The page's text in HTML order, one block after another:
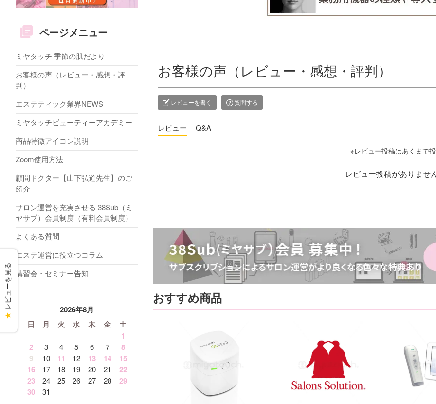
お客様の声（レビュー・感想・評判）
レビューを書く 質問する
レビュー Q&A
レビュー投稿がありませ
おすすめ商品
ページメニュー
ミヤタッチ 季節の肌だより
お客様の声（レビュー・感想・評
判）
エステティック業界NEWS
ミヤタッチビューティーアカデミー
商品特徴アイコン説明
Zoom使用方法
顧問ドクター【山下弘道先生】のご
紹介
サロン運営を充実させる 38Sub（ミ
ヤサブ）会員制度（有料会員制度）
よくある質問
エステ運営に役立つコラム
講習会・セミナー告知
2026年8月
日
月 火 水 木 金
土
1
2
3 4 5 6 7
8
9
10 11 12 13 14
15
16
17 18 19 20 21
22
23
24 25 26 27 28
29
30
31
★
レビューを見る